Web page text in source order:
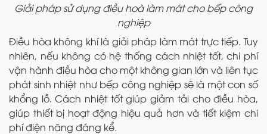
Giải pháp sử dụng điều hoà làm mát cho bếp công
nghiệp
Điều hòa không khí là giải pháp làm mát trực tiếp. Tuy
nhiên, nếu không có hệ thống cách nhiệt tốt, chi phí
vận hành điều hòa cho một không gian lớn và liên tục
phát sinh nhiệt như bếp công nghiệp sẽ là một con số
khổng lồ. Cách nhiệt tốt giúp giảm tải cho điều hòa,
giúp thiết bị hoạt động hiệu quả hơn và tiết kiệm chi
phí điện năng đáng kể.